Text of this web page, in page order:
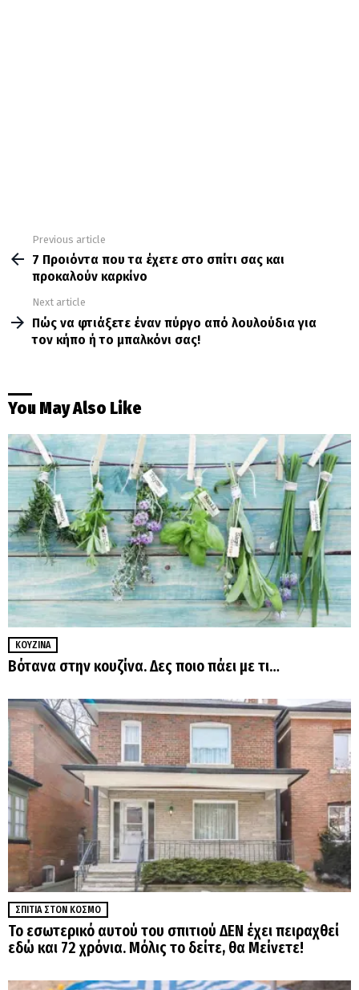
more
Previous article
7 Προιόντα που τα έχετε στο σπίτι σας και
προκαλούν καρκίνο
Next article
Πώς να φτιάξετε έναν πύργο από λουλούδια για
τον κήπο ή το μπαλκόνι σας!
You May Also Like
ΚΟΥΖΊΝΑ
Βότανα στην κουζίνα. Δες ποιο πάει με τι…
ΣΠΊΤΙΑ ΣΤΟΝ ΚΌΣΜΟ
Το εσωτερικό αυτού του σπιτιού ΔΕΝ έχει πειραχθεί
εδώ και 72 χρόνια. Μόλις το δείτε, θα Μείνετε!